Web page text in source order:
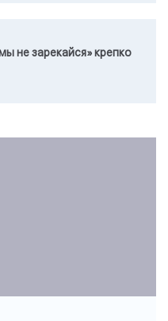
не зарекайся» крепко